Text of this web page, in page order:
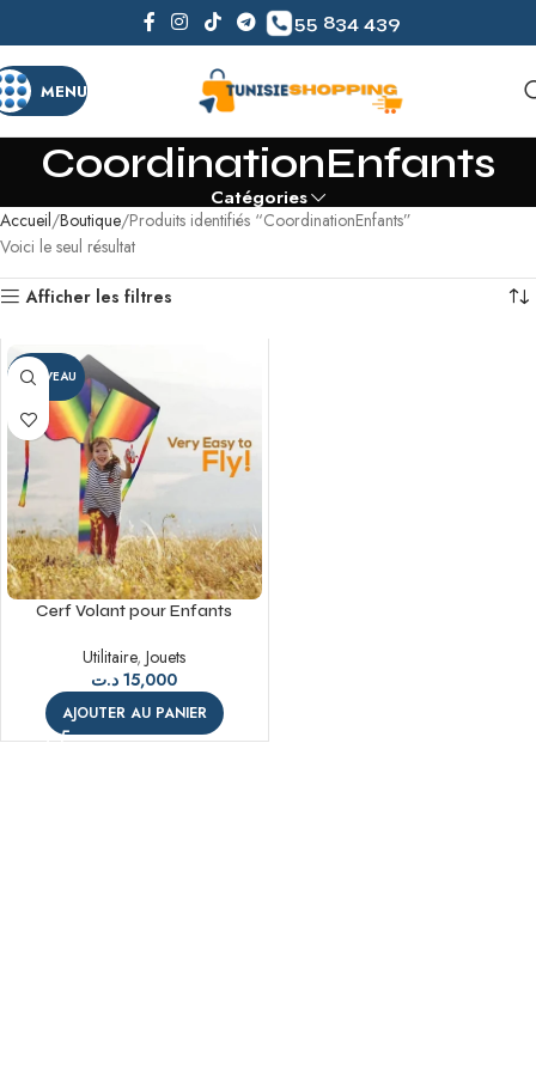
55 834 439
MENU
CoordinationEnfants
Catégories
Accueil Boutique Produits identifiés “CoordinationEnfants”
Voici le seul résultat
Afficher les filtres
NOUVEAU
Cerf Volant pour Enfants
Utilitaire,Jouets
15,000 د.ت
AJOUTER AU PANIER